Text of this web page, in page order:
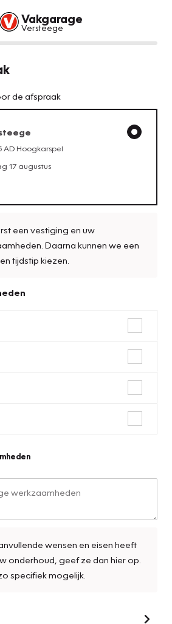
Vakgarage
Versteege
de afspraak
ADHoogkarspel
17 augustus
een vestiging en uw
Daarna kunnen we een
tijdstip kiezen.
werkzaamheden
wensen en eisen heeft
onderhoud, geef ze dan hier op.
specifiek mogelijk.